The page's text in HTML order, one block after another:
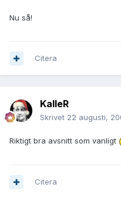
Nu så!
Citera
KalleR
Skrivet 22 augusti,
Riktigt bra avsnitt som vanligt
Citera